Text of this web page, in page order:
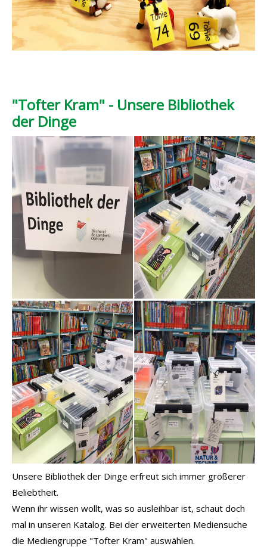
"Tofter Kram" - Unsere Bibliothek
der Dinge
Unsere Bibliothek der Dinge erfreut sich immer größerer
Beliebtheit.
Wenn ihr wissen wollt, was so ausleihbar ist, schaut doch
mal in unseren Katalog. Bei der erweiterten Mediensuche
die Mediengruppe "Tofter Kram" auswählen.